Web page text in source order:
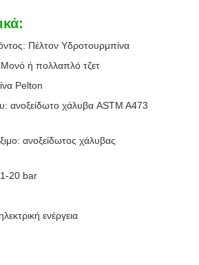
Πέλτον Υδροτουρμπίνα
ή πολλαπλό τζετ
Pelton
ανοξείδωτο χάλυβα ASTM A473
ανοξείδωτος χάλυβας
1-20 bar
ενέργεια